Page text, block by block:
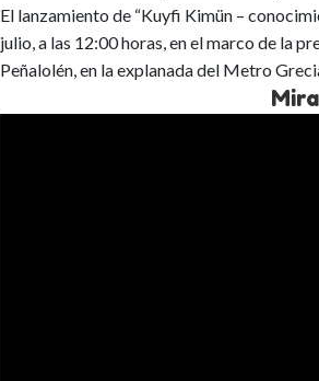
El lanzamiento de “Kuyfi Kimün –
julio, a las 12:00 horas, en el marco de la
Peñalolén, en la explanada del Metro